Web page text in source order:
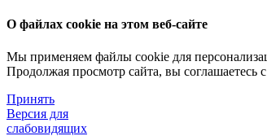
О файлах cookie на этом веб-сайте
Мы применяем файлы cookie для
Продолжая просмотр сайта, вы
Принять
Версия для
слабовидящих